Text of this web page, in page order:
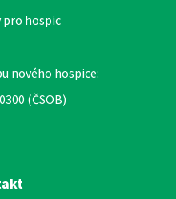
pro hospic
nového hospice:
(ČSOB)